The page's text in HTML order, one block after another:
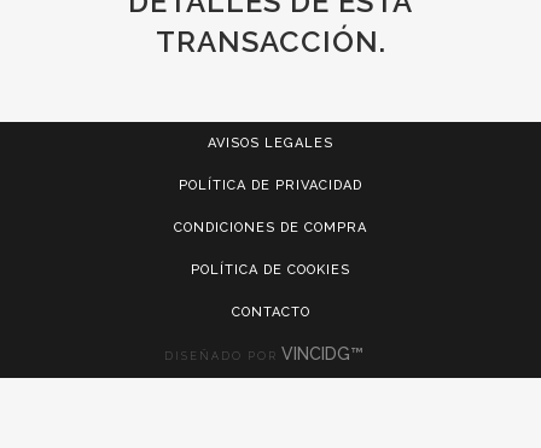
TRANSACCIÓN.
AVISOS LEGALES
POLÍTICA DE PRIVACIDAD
CONDICIONES DE COMPRA
POLÍTICA DE COOKIES
CONTACTO
DISEÑADO POR VINCIDG™